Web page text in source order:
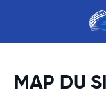
MAP DU